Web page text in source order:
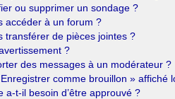
ou supprimer un sondage ?
accéder à un forum ?
transférer de pièces jointes ?
?
des messages à un modérateur ?
comme brouillon » affiché
a-t-il besoin d’être approuvé ?